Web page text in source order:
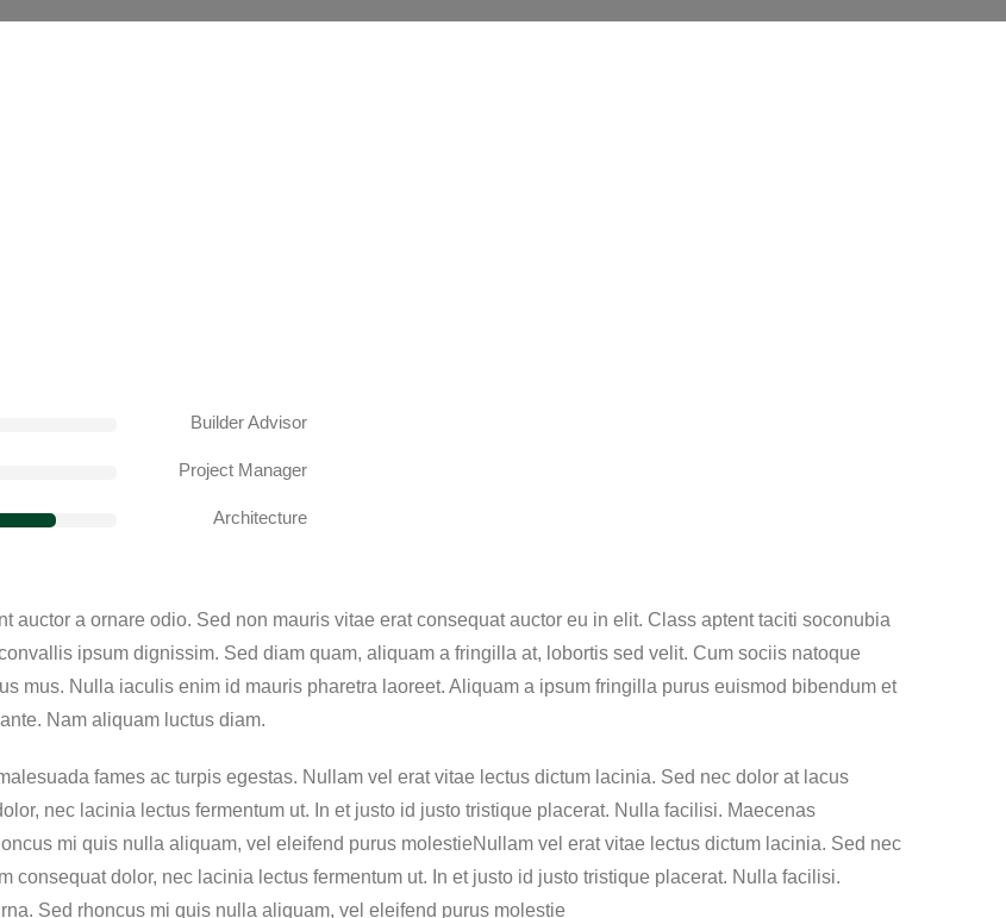
Builder Advisor
Project Manager
Architecture
auctor a ornare odio. Sed non mauris vitae erat consequat auctor eu in elit. Class aptent taciti soconubia
ipsum dignissim. Sed diam quam, aliquam a fringilla at, lobortis sed velit. Cum sociis natoque
mus. Nulla iaculis enim id mauris pharetra laoreet. Aliquam a ipsum fringilla purus euismod bibendum et
Nam aliquam luctus diam.
fames ac turpis egestas. Nullam vel erat vitae lectus dictum lacinia. Sed nec dolor at lacus
nec lacinia lectus fermentum ut. In et justo id justo tristique placerat. Nulla facilisi. Maecenas
mi quis nulla aliquam, vel eleifend purus molestieNullam vel erat vitae lectus dictum lacinia. Sed nec
consequat dolor, nec lacinia lectus fermentum ut. In et justo id justo tristique placerat. Nulla facilisi.
Sed rhoncus mi quis nulla aliquam, vel eleifend purus molestie